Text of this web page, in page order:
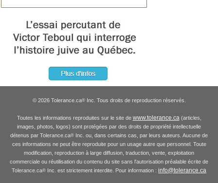
© 2026 Tolerance.ca®Inc. Tous droits de reproduction réservés.
Toutes les informations reproduites sur le site de www.tolerance.ca(articles,
images, photos, logos) sont protégées par des droits de propriété intellectuelle
détenus par Tolerance.ca® Inc. ou, dans certains cas, par leurs auteurs. Aucune de
ces informations ne peut être reproduite pour un usage autre que personnel. Toute
modification, reproduction à large diffusion, traduction, vente, exploitation
commerciale ou réutilisation du contenu du site sans l'autorisation préalable écrite de
Tolerance.ca® Inc. est strictement interdite. Pour information : info@tolerance.ca